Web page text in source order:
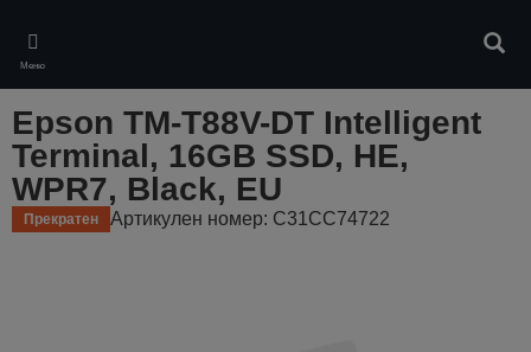
main
content
Меню
Epson TM-T88V-DT Intelligent
Terminal, 16GB SSD, HE,
WPR7, Black, EU
Прекратен Артикулен номер: C31CC74722